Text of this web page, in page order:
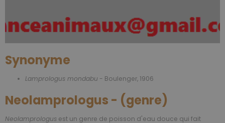
Synonyme
Lamprologus mondabu - Boulenger, 1906
Neolamprologus - (genre)
Neolamprologus est un genre de poisson d'eau douce qui fait